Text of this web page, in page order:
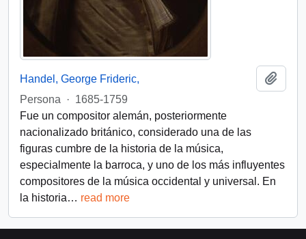
Handel, George Frideric,
Persona
· 1685-1759
Fue un compositor alemán, posteriormente
nacionalizado británico, considerado una de las
figuras cumbre de la historia de la música,
especialmente la barroca, y uno de los más influyentes
compositores de la música occidental y universal.​ En
la historia… read more